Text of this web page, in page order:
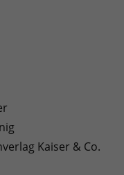
Kaiser & Co.